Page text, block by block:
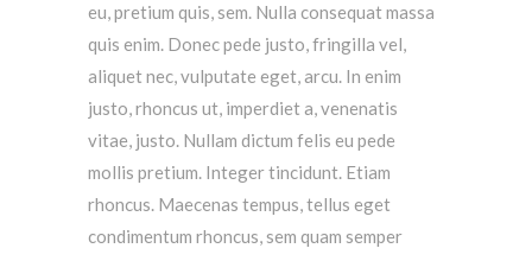
eu, pretium quis, sem. Nulla consequat massa
quis enim. Donec pede justo, fringilla vel,
aliquet nec, vulputate eget, arcu. In enim
justo, rhoncus ut, imperdiet a, venenatis
vitae, justo. Nullam dictum felis eu pede
mollis pretium. Integer tincidunt. Etiam
rhoncus. Maecenas tempus, tellus eget
condimentum rhoncus, sem quam semper